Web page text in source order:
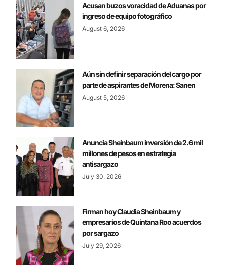
Acusan buzos voracidad de Aduanas por
ingreso de equipo fotográfico
August 6, 2026
Aún sin definir separación del cargo por
parte de aspirantes de Morena: Sanen
August 5, 2026
Anuncia Sheinbaum inversión de 2.6 mil
millones de pesos en estrategia
antisargazo
July 30, 2026
Firman hoy Claudia Sheinbaum y
empresarios de Quintana Roo acuerdos
por sargazo
July 29, 2026